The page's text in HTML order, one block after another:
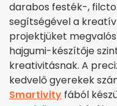
darabos festék-,
segítségével a
projektjüket
hajgumi-készítője
kreativitásnak. A
kedvelő gyerekek
Smartivity fából